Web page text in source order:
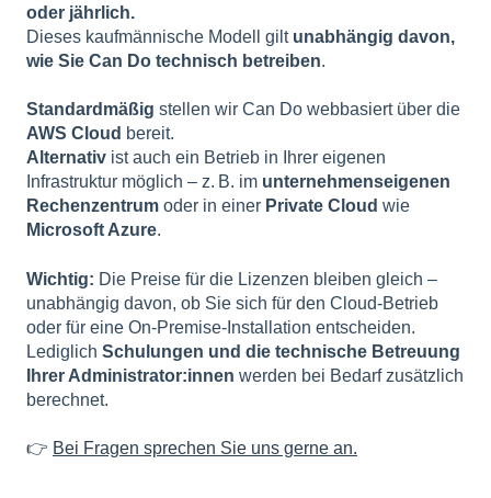
oder jährlich.
Dieses kaufmännische Modell gilt unabhängig davon,
wie Sie Can Do technisch betreiben.
Standardmäßig stellen wir Can Do webbasiert über die
AWS Cloud bereit.
Alternativ ist auch ein Betrieb in Ihrer eigenen
Infrastruktur möglich – z. B. im unternehmenseigenen
Rechenzentrum oder in einer Private Cloud wie
Microsoft Azure.
Wichtig: Die Preise für die Lizenzen bleiben gleich –
unabhängig davon, ob Sie sich für den Cloud-Betrieb
oder für eine On-Premise-Installation entscheiden.
Lediglich Schulungen und die technische Betreuung
Ihrer Administrator:innen werden bei Bedarf zusätzlich
berechnet.
👉 Bei Fragen sprechen Sie uns gerne an.